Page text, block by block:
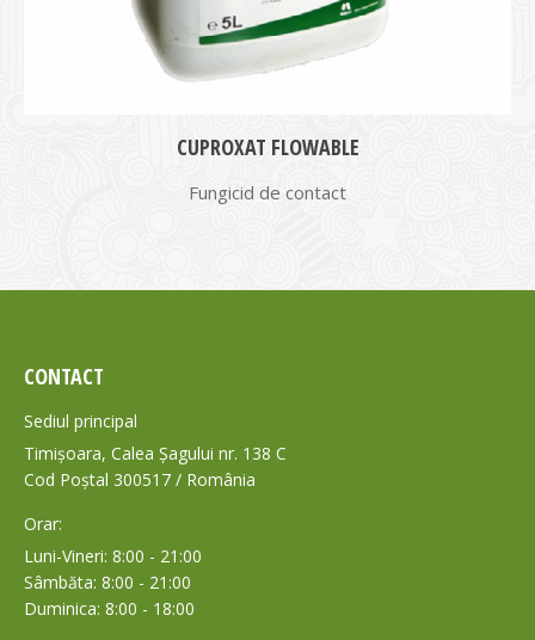
CUPROXAT FLOWABLE
Fungicid de contact
CONTACT
Sediul principal
Timișoara, Calea Șagului nr. 138 C
Cod Poștal 300517 / România
Orar:
Luni-Vineri: 8:00 - 21:00
Sâmbăta: 8:00 - 21:00
Duminica: 8:00 - 18:00